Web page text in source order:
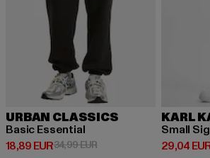
URBAN CLASSICS
Basic Essential
18,89 EUR
Derzeitiger Preis: 18,89 EUR
34,99 EURAktionspreis: 34,99 EUR
KARL
Small
29,04